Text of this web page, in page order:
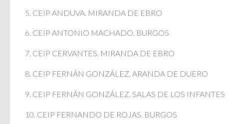
5. CEIP ANDUVA. MIRANDA DE EBRO
6. CEIP ANTONIO MACHADO. BURGOS
7. CEIP CERVANTES. MIRANDA DE EBRO
8. CEIP FERNÁN GONZÁLEZ. ARANDA DE DUERO
9. CEIP FERNÁN GONZÁLEZ. SALAS DE LOS INFANTES
10. CEIP FERNANDO DE ROJAS. BURGOS